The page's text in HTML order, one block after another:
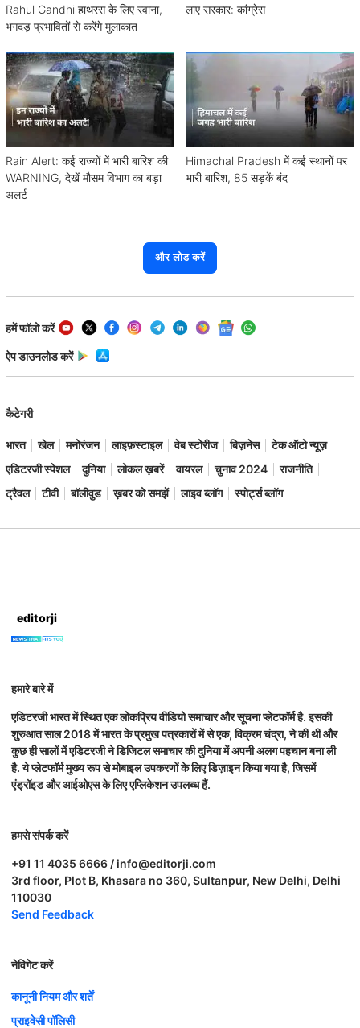
Rahul Gandhi हाथरस के लिए रवाना,
भगदड़ प्रभावितों से करेंगे मुलाकात
लाए सरकार: कांग्रेस
Rain Alert: कई राज्यों में भारी बारिश की
WARNING, देखें मौसम विभाग का बड़ा
अलर्ट
Himachal Pradesh में कई स्थानों पर
भारी बारिश, 85 सड़कें बंद
और लोड करें
हमें फॉलो करें
ऐप डाउनलोड करें
कैटेगरी
भारत खेल मनोरंजन लाइफ़स्टाइल वेब स्टोरीज बिज़नेस
टेक ऑटो न्यूज़
एडिटरजी स्पेशल
दुनिया लोकल ख़बरें वायरल चुनाव 2024
राजनीति
ट्रैवल
टीवी बॉलीवुड ख़बर को समझें लाइव ब्लॉग स्पोर्ट्स ब्लॉग
editorji
हमारे बारे में
एडिटरजी भारत में स्थित एक लोकप्रिय वीडियो समाचार और सूचना प्लेटफॉर्म है. इसकी
शुरुआत साल 2018 में भारत के प्रमुख पत्रकारों में से एक, विक्रम चंद्रा, ने की थी और
कुछ ही सालों में एडिटरजी ने डिजिटल समाचार की दुनिया में अपनी अलग पहचान बना ली
है. ये प्लेटफॉर्म मुख्य रूप से मोबाइल उपकरणों के लिए डिज़ाइन किया गया है, जिसमें
एंड्रॉइड और आईओएस के लिए एप्लिकेशन उपलब्ध हैं.
हमसे संपर्क करें
+91 11 4035 6666 / info@editorji.com
3rd floor, Plot B, Khasara no 360, Sultanpur, New Delhi, Delhi
110030
Send Feedback
नेविगेट करें
कानूनी नियम और शर्तें
प्राइवेसी पॉलिसी